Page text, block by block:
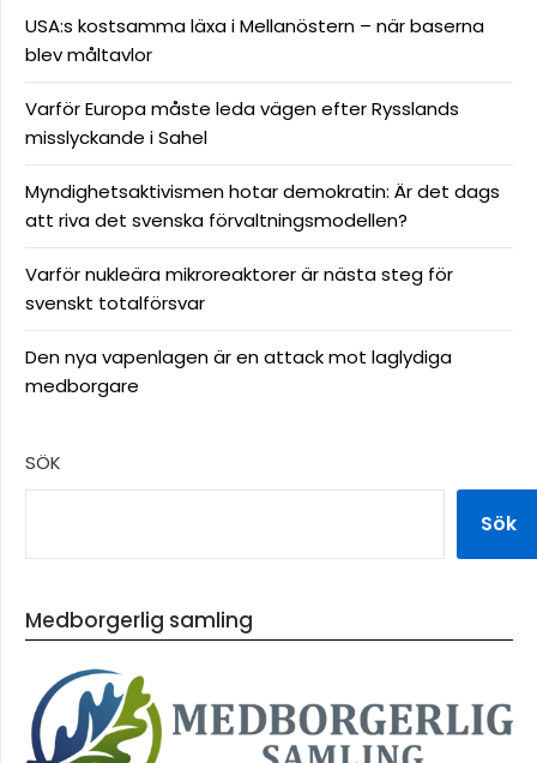
USA:s kostsamma läxa i Mellanöstern – när baserna
blev måltavlor
Varför Europa måste leda vägen efter Rysslands
misslyckande i Sahel
Myndighetsaktivismen hotar demokratin: Är det dags
att riva det svenska förvaltningsmodellen?
Varför nukleära mikroreaktorer är nästa steg för
svenskt totalförsvar
Den nya vapenlagen är en attack mot laglydiga
medborgare
SÖK
Sök
Medborgerlig samling